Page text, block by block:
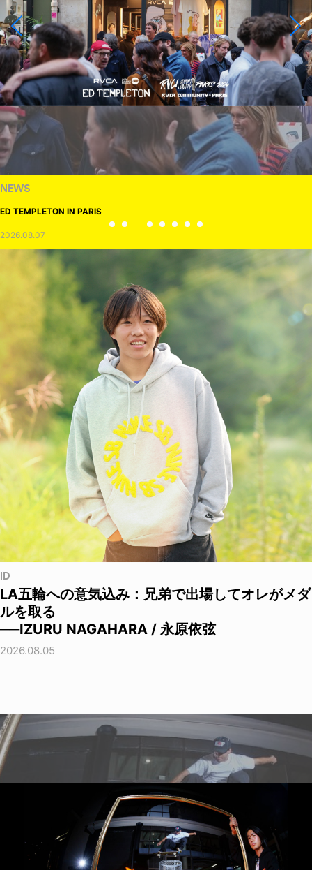
NEWS
ED TEMPLETON IN PARIS
2026.08.07
ID
LA五輪への意気込み：兄弟で出場してオレがメダ
ルを取る
──IZURU NAGAHARA / 永原依弦
2026.08.05